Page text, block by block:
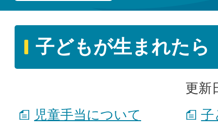
子どもが生まれたら
更新
児童手当について
子